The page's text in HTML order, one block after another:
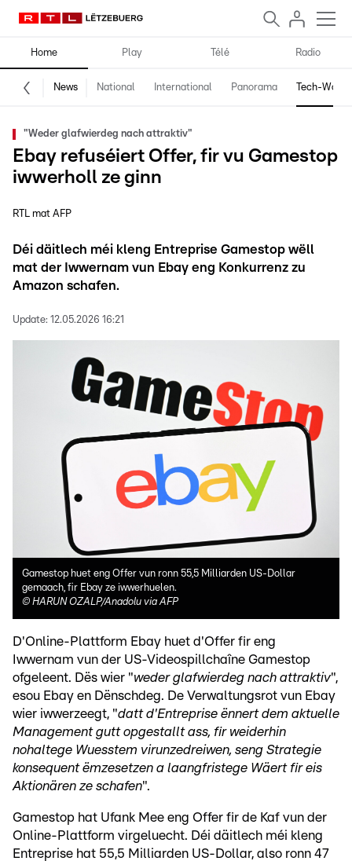
Home Play Télé Radio
News National International Panorama Tech-World
"Weder glafwierdeg nach attraktiv"
Ebay refuséiert Offer, fir vu Gamestop
iwwerholl ze ginn
RTL mat AFP
Déi däitlech méi kleng Entreprise Gamestop wëll
mat der Iwwernam vun Ebay eng Konkurrenz zu
Amazon schafen.
Update: 12.05.2026 16:21
Gamestop huet eng Offer vun ronn 55,5 Milliarden US-Dollar
gemaach, fir Ebay ze iwwerhuelen.
© HARUN OZALP/Anadolu via AFP
D'Online-Plattform Ebay huet d'Offer fir eng
Iwwernam vun der US-Videospillchaîne Gamestop
ofgeleent. Dës wier "weder glafwierdeg nach attraktiv",
esou Ebay en Dënschdeg. De Verwaltungsrot vun Ebay
wier iwwerzeegt, "datt d'Entreprise ënnert dem aktuelle
Management gutt opgestallt ass, fir weiderhin
nohaltege Wuesstem virunzedreiwen, seng Strategie
konsequent ëmzesetzen a laangfristege Wäert fir eis
Aktionären ze schafen".
Gamestop hat Ufank Mee eng Offer fir de Kaf vun der
Online-Plattform virgeluecht. Déi däitlech méi kleng
Entreprise hat 55,5 Milliarden US-Dollar, also ronn 47